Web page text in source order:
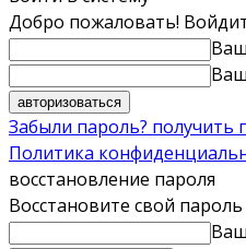
Добро пожаловать!
Забыли пароль?
Политика
восстановление пароля
Восстановите свой пароль